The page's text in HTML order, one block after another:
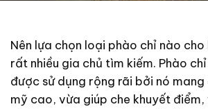
Nên lựa chọn loại phào chỉ nào
rất nhiều gia chủ tìm kiếm. Phào
được sử dụng rộng rãi bởi nó
mỹ cao, vừa giúp che khuyết